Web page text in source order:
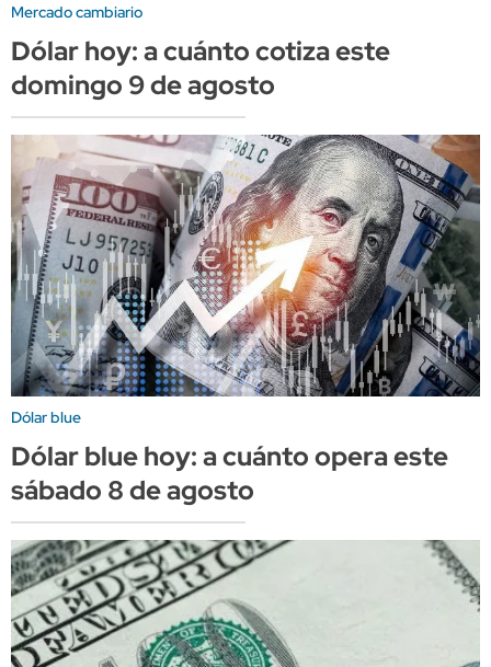
Mercado cambiario
Dólar hoy: a cuánto cotiza este
domingo 9 de agosto
Dólar blue
Dólar blue hoy: a cuánto opera este
sábado 8 de agosto